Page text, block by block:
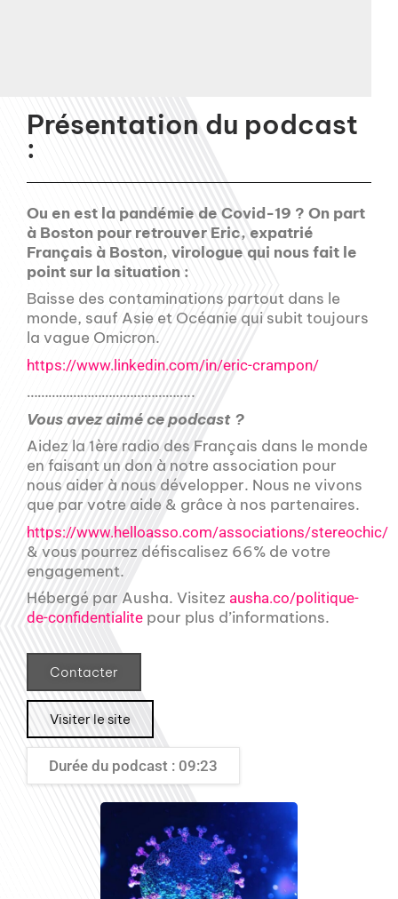
Présentation du podcast
:
Ou en est la pandémie de Covid-19 ? On part
à Boston pour retrouver Eric, expatrié
Français à Boston, virologue qui nous fait le
point sur la situation :
Baisse des contaminations partout dans le
monde, sauf Asie et Océanie qui subit toujours
la vague Omicron.
https://www.linkedin.com/in/eric-crampon/
………………………………………..
Vous avez aimé ce podcast ?
Aidez la 1ère radio des Français dans le monde
en faisant un don à notre association pour
nous aider à nous développer. Nous ne vivons
que par votre aide & grâce à nos partenaires.
https://www.helloasso.com/associations/stereochic/
& vous pourrez défiscalisez 66% de votre
engagement.
Hébergé par Ausha. Visitez ausha.co/politique-
de-confidentialite pour plus d’informations.
Contacter
Visiter le site
Durée du podcast : 09:23